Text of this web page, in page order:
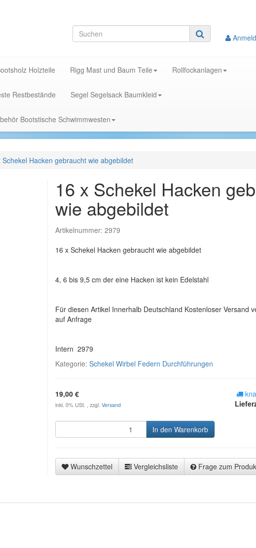
Holzteile Rigg Mast und Baum Teile Rollfockanlagen
Restbestände Segel Segelsack Baumkleid
Bootstische Schwimmwesten
Schekel Hacken gebraucht wie abgebildet
16 x Schekel Hacken
wie abgebildet
Artikelnummer: 2979
16 x Schekel Hacken gebraucht wie abgebildet
4, 6 bis 9,5 cm der eine Hacken ist kein Edelstahl
Für diesen Artikel Innerhalb Deutschland Kostenloser Versand
auf Anfrage
Intern 2979
Kategorie: Schekel Wirbel Federn Durchführungen
19,00 €
inkl. 0% USt. , zzgl. Versand
In den Warenkorb
Wunschzettel Vergleichsliste Frage zum